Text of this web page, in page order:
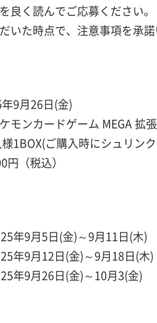
良く読んでご応募ください。
いた時点で、注意事項を承
9月26日(金)
モンカードゲーム MEGA 拡
1BOX(ご購入時にシュリン
（税込）
年9月5日(金)～9月11日(木
年9月12日(金)～9月18日(木)
年9月26日(金)～10月3(金)